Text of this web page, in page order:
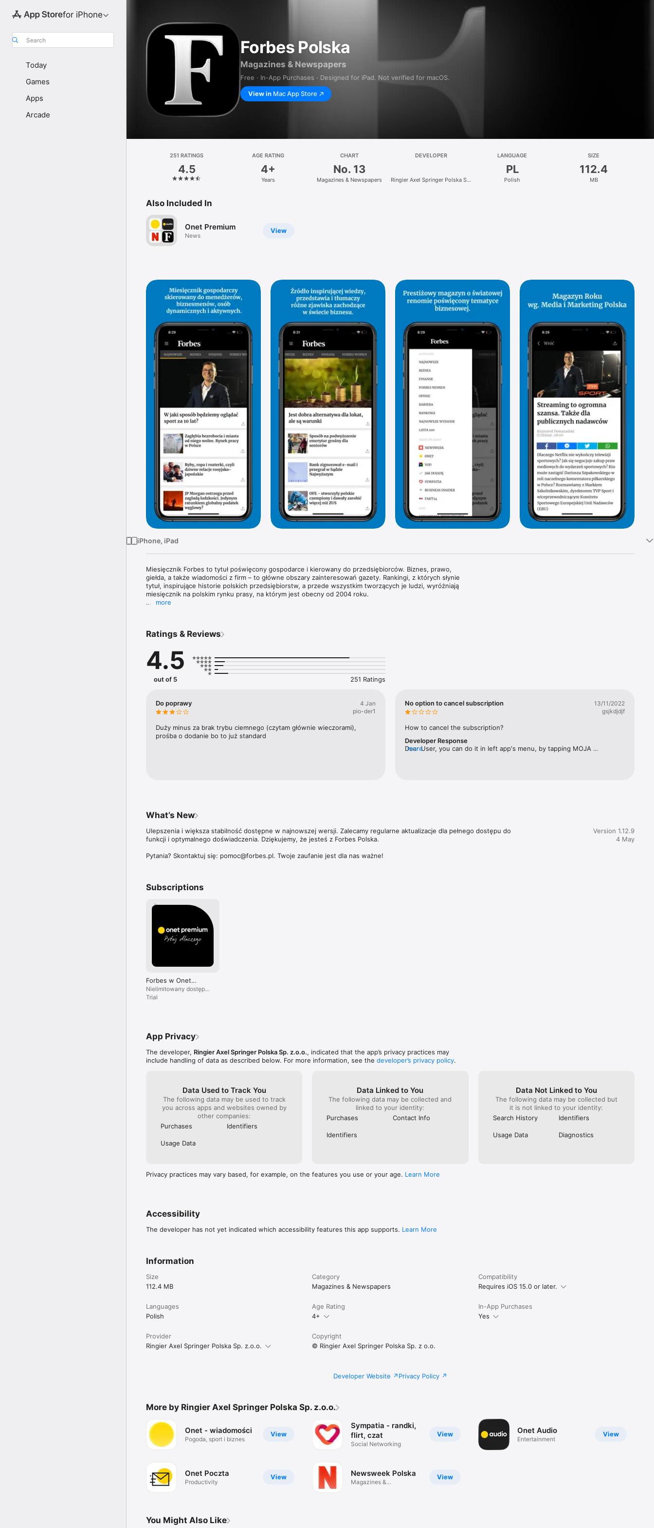
for iPhone
Search
Today
Games
Apps
Arcade
Forbes Polska
Magazines & Newspapers
Free · In-App Purchases · Designed for iPad. Not verified for macOS.
View in Mac App Store
251 RATINGS
4.5
AGE RATING
4+
Years
CHART
No. 13
Magazines & Newspapers
DEVELOPER
Ringier Axel Springer Polska Sp.
LANGUAGE
PL
Polish
SIZE
112.4
MB
Also Included In
View
Onet Premium
News
iPhone, iPad
Miesięcznik Forbes to tytuł poświęcony gospodarce i kierowany do przedsiębiorców. Biznes, prawo,
giełda, a także wiadomości z firm – to główne obszary zainteresowań gazety. Rankingi, z których słynie
tytuł, inspirujące historie polskich przedsiębiorstw, a przede wszystkim tworzących je ludzi, wyróżniają
miesięcznik na polskim rynku prasy, na którym jest obecny od 2004 roku.
największe nazwiska świata biznesu, ekonomii i finansów.
jak obowiązujące przepisy prawne wpływają na prowadzenie biznesu w Polsce. Obserwujemy światowe
trendy i ich wpływ na rynek pracy w kraju.
Doroczny Ranking 100 najbogatszych Polaków to jedna z flagowych publikacji magazynu. Ale Forbes
trzyma rękę na pulsie nie tylko jeśli chodzi o najbardziej majętnych przedsiębiorców. W corocznym
najbardziej dynamicznie zwiększające swoją wartość.
ale także do wszystkich wydań magazynu Forbes Women.
Więcej szczegółów dotyczących subskrypcji, politykę prywatności oraz zasady użytkowania aplikacji
more
Ratings & Reviews
4.5
out of 5 251 Ratings
Do poprawy
4 Jan
pio-der1
Duży minus za brak trybu ciemnego (czytam głównie wieczorami),
prośba o dodanie bo to już standard
No option to cancel subscription
13/11/2022
gsjkdjdjf
How to cancel the subscription?
Developer Response
Dear User, you can do it in left app's menu, by tapping MOJA
more
What’s New
Ulepszenia i większa stabilność dostępne w najnowszej wersji. Zalecamy regularne aktualizacje dla pełnego dostępu do
funkcji i optymalnego doświadczenia. Dziękujemy, że jesteś z Forbes Polska.
Pytania? Skontaktuj się: pomoc@forbes.pl. Twoje zaufanie jest dla nas ważne!
Version 1.12.9
4 May
Subscriptions
Forbes w Onet
Premium
Nielimitowany dostęp
do treści i brak reklam.
Trial
App Privacy
The developer, Ringier Axel Springer Polska Sp. z.o.o., indicated that the app’s privacy practices may
include handling of data as described below. For more information, see the developer’s privacy policy.
Data Used to Track You
The following data may be used to track
you across apps and websites owned by
other companies:
Purchases
Identifiers
Usage Data
Data Linked to You
The following data may be collected and
linked to your identity:
Purchases
Contact Info
Identifiers
Data Not Linked to You
The following data may be collected but
it is not linked to your identity:
Search History
Identifiers
Usage Data Diagnostics
Privacy practices may vary based, for example, on the features you use or your age. Learn More
Accessibility
The developer has not yet indicated which accessibility features this app supports. Learn More
Information
Size
112.4 MB
Category
Magazines & Newspapers
Compatibility
Requires iOS 15.0 or later.
Languages
Polish
Age Rating
4+
In-App Purchases
Yes
Provider
Ringier Axel Springer Polska Sp. z.o.o.
Copyright
© Ringier Axel Springer Polska Sp. z o.o.
Developer Website Privacy Policy
More by Ringier Axel Springer Polska Sp. z.o.o.
View
Onet - wiadomości
Pogoda, sport i biznes
View
Onet Poczta
Productivity
View
Sympatia - randki,
flirt, czat
Social Networking
View
Newsweek Polska
Magazines &
View
Onet Audio
Entertainment
You Might Also Like